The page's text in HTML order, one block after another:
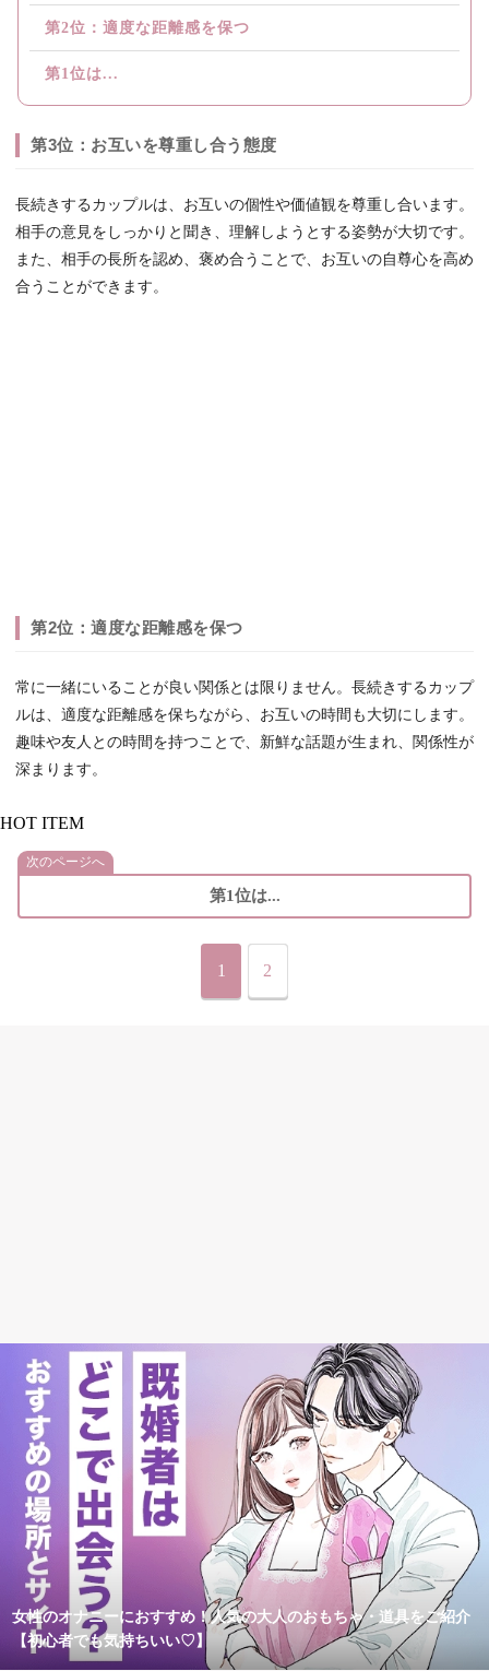
第2位：適度な距離感を保つ
第1位は...
第3位：お互いを尊重し合う態度
長続きするカップルは、お互いの個性や価値観を尊重し合います。
相手の意見をしっかりと聞き、理解しようとする姿勢が大切です。
また、相手の長所を認め、褒め合うことで、お互いの自尊心を高め
合うことができます。
第2位：適度な距離感を保つ
常に一緒にいることが良い関係とは限りません。長続きするカップ
ルは、適度な距離感を保ちながら、お互いの時間も大切にします。
趣味や友人との時間を持つことで、新鮮な話題が生まれ、関係性が
深まります。
HOT ITEM
次のページへ
第1位は...
1 2
女性のオナニーにおすすめ！人気の大人のおもちゃ・道具をご紹介
【初心者でも気持ちいい♡】